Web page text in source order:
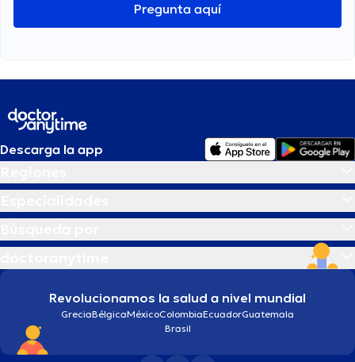
Pregunta aquí
Descarga la app
Revolucionamos la salud a nivel mundial
GreciaBélgicaMéxicoColombiaEcuadorGuatemala
Brasil